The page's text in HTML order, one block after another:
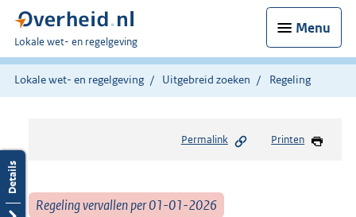
Menu
U
bent
hier:
Lokale wet- en regelgeving
Lokale wet- en regelgeving Uitgebreid zoeken Regeling
Permalink Printen
Regeling vervallen per 01-01-2026